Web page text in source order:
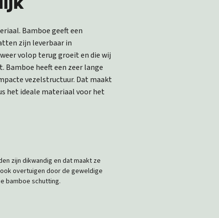
Bamboe geeft een
zijn leverbaar in
volop terug groeit en die wij
heeft een zeer lange
vezelstructuur. Dat maakt
het ideale materiaal voor het
zijn dikwandig en dat maakt ze
overtuigen door de geweldige
bamboe schutting.